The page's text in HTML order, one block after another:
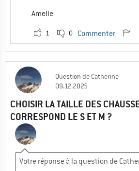
Amelie
1 0 Commenter
Question de Catherine
09.12.2025
CHOISIR LA TAILLE DES
CORRESPOND LE S ET M ?